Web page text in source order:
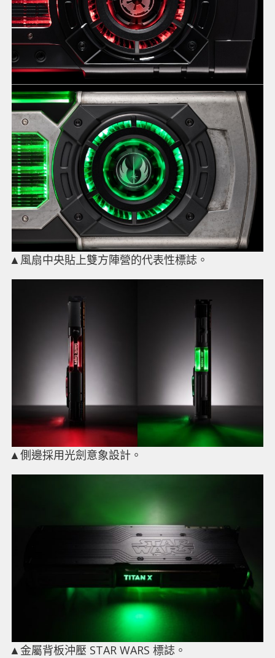
▲風扇中央貼上雙方陣營的代表性標誌。
▲側邊採用光劍意象設計。
▲金屬背板沖壓 STAR WARS 標誌。